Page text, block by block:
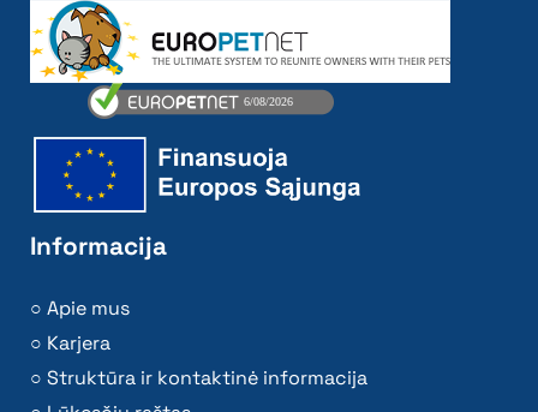
Informacija
Apie mus
Karjera
Struktūra ir kontaktinė informacija